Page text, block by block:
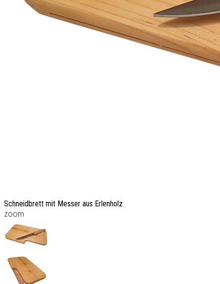
Schneidbrett mit Messer aus Erlenholz
zoom